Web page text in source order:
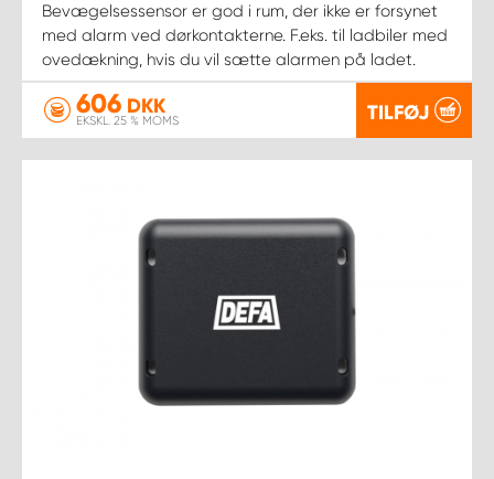
Bevægelsessensor er god i rum, der ikke er forsynet
med alarm ved dørkontakterne. F.eks. til ladbiler med
ovedækning, hvis du vil sætte alarmen på ladet.
606 DKK
EKSKL. 25 % MOMS TILFØJ